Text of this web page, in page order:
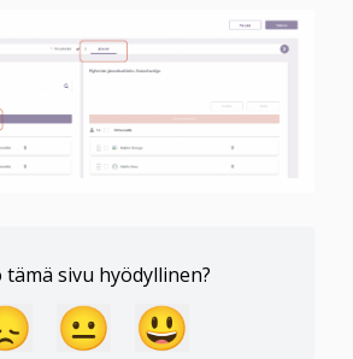
tämä sivu hyödyllinen?
😐 😃